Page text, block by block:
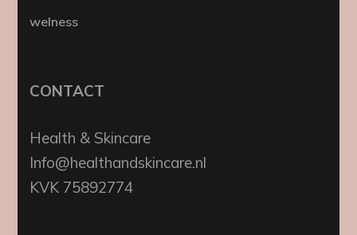
welness
CONTACT
Health & Skincare
Info@healthandskincare.nl
KVK 75892774